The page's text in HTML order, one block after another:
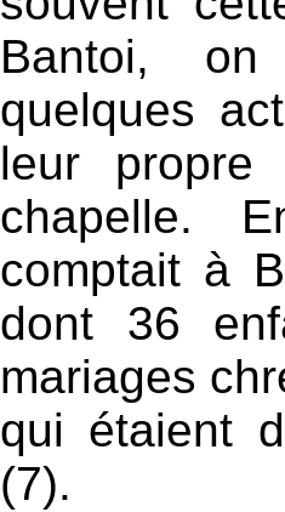
Bantoi, on
quelques
leur propre
chapelle.
comptait à
dont 36
mariages
qui étaient
(7).